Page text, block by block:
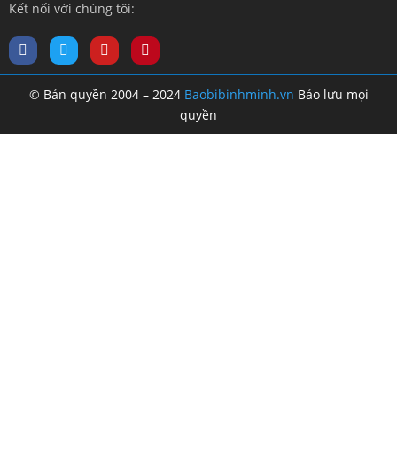
Kết nối với chúng tôi:
© Bản quyền 2004 – 2024 Baobibinhminh.vn Bảo lưu mọi
quyền